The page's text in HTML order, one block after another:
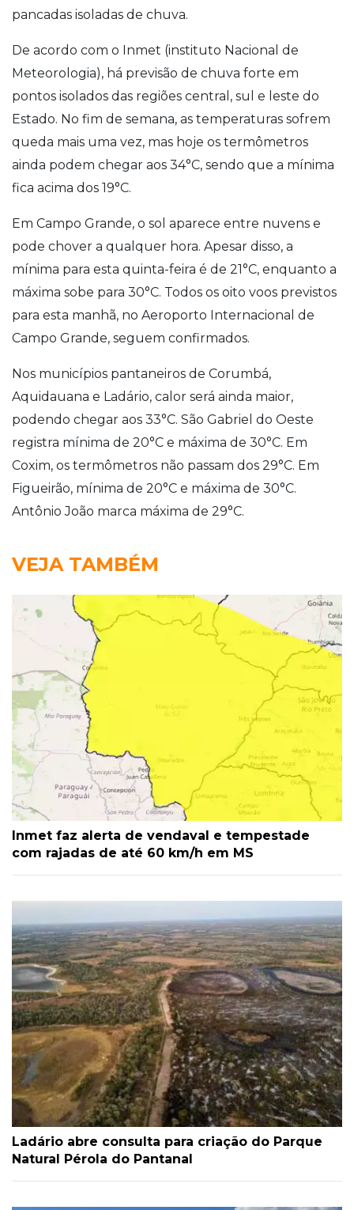
pancadas isoladas de chuva.
De acordo com o Inmet (instituto Nacional de
Meteorologia), há previsão de chuva forte em
pontos isolados das regiões central, sul e leste do
Estado. No fim de semana, as temperaturas sofrem
queda mais uma vez, mas hoje os termômetros
ainda podem chegar aos 34°C, sendo que a mínima
fica acima dos 19°C.
Em Campo Grande, o sol aparece entre nuvens e
pode chover a qualquer hora. Apesar disso, a
mínima para esta quinta-feira é de 21°C, enquanto a
máxima sobe para 30°C. Todos os oito voos previstos
para esta manhã, no Aeroporto Internacional de
Campo Grande, seguem confirmados.
Nos municípios pantaneiros de Corumbá,
Aquidauana e Ladário, calor será ainda maior,
podendo chegar aos 33°C. São Gabriel do Oeste
registra mínima de 20°C e máxima de 30°C. Em
Coxim, os termômetros não passam dos 29°C. Em
Figueirão, mínima de 20°C e máxima de 30°C.
Antônio João marca máxima de 29°C.
VEJA TAMBÉM
Inmet faz alerta de vendaval e tempestade
com rajadas de até 60 km/h em MS
Ladário abre consulta para criação do Parque
Natural Pérola do Pantanal